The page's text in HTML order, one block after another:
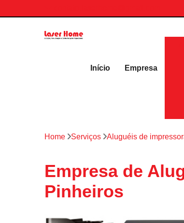
Início Empresa
Home Serviços Aluguéis de
Empresa de
Pinheiros